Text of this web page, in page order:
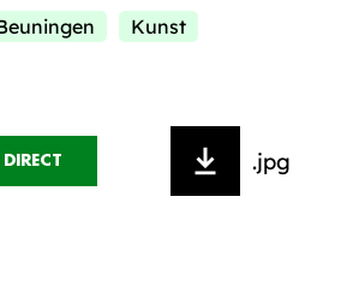
Kunst
.jpg